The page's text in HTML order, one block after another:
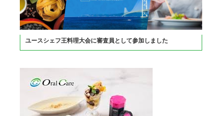
ユースシェフ王料理大会に審査員として参加しました